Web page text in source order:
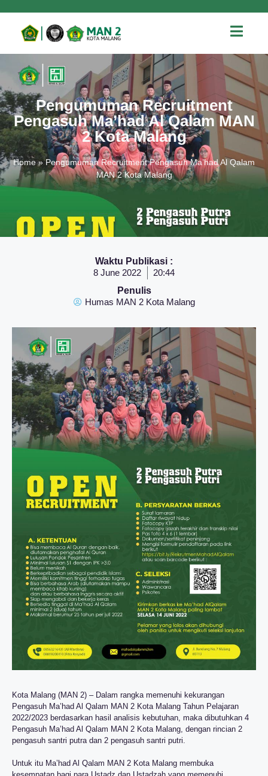
Pengumuman Recruitment
Pengasuh Ma’had Al Qalam MAN
2 Kota Malang
Home»Pengumuman Recruitment Pengasuh Ma’had Al Qalam
MAN 2 Kota Malang
Waktu Publikasi :
8 June 2022
20:44
Penulis
Humas MAN 2 Kota Malang
Kota Malang (MAN 2) – Dalam rangka memenuhi kekurangan
Pengasuh Ma’had Al Qalam MAN 2 Kota Malang Tahun Pelajaran
2022/2023 berdasarkan hasil analisis kebutuhan, maka dibutuhkan 4
Pengasuh Ma’had Al Qalam MAN 2 Kota Malang, dengan rincian 2
pengasuh santri putra dan 2 pengasuh santri putri.
Untuk itu Ma’had Al Qalam MAN 2 Kota Malang membuka